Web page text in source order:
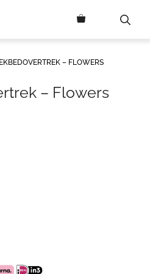
– FLOWERS
– Flowers